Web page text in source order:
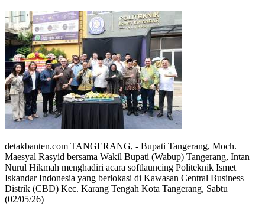
detakbanten.com TANGERANG, - Bupati Tangerang, Moch.
Maesyal Rasyid bersama Wakil Bupati (Wabup) Tangerang, Intan
Nurul Hikmah menghadiri acara softlauncing Politeknik Ismet
Iskandar Indonesia yang berlokasi di Kawasan Central Business
Distrik (CBD) Kec. Karang Tengah Kota Tangerang, Sabtu
(02/05/26)